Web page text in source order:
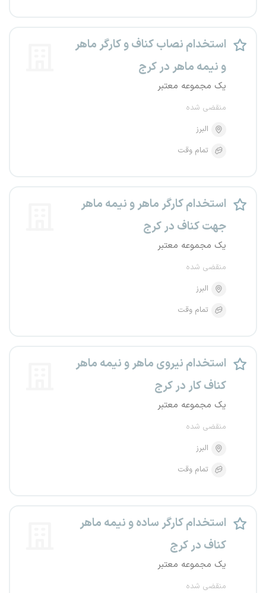
استخدام نصاب کناف و کارگر ماهر
و نیمه ماهر در کرج
یک مجموعه معتبر
منقضی شده
البرز
تمام وقت
استخدام کارگر ماهر و نیمه ماهر
جهت کناف در کرج
یک مجموعه معتبر
منقضی شده
البرز
تمام وقت
استخدام نیروی ماهر و نیمه ماهر
کناف کار در کرج
یک مجموعه معتبر
منقضی شده
البرز
تمام وقت
استخدام کارگر ساده و نیمه ماهر
کناف در کرج
یک مجموعه معتبر
منقضی شده